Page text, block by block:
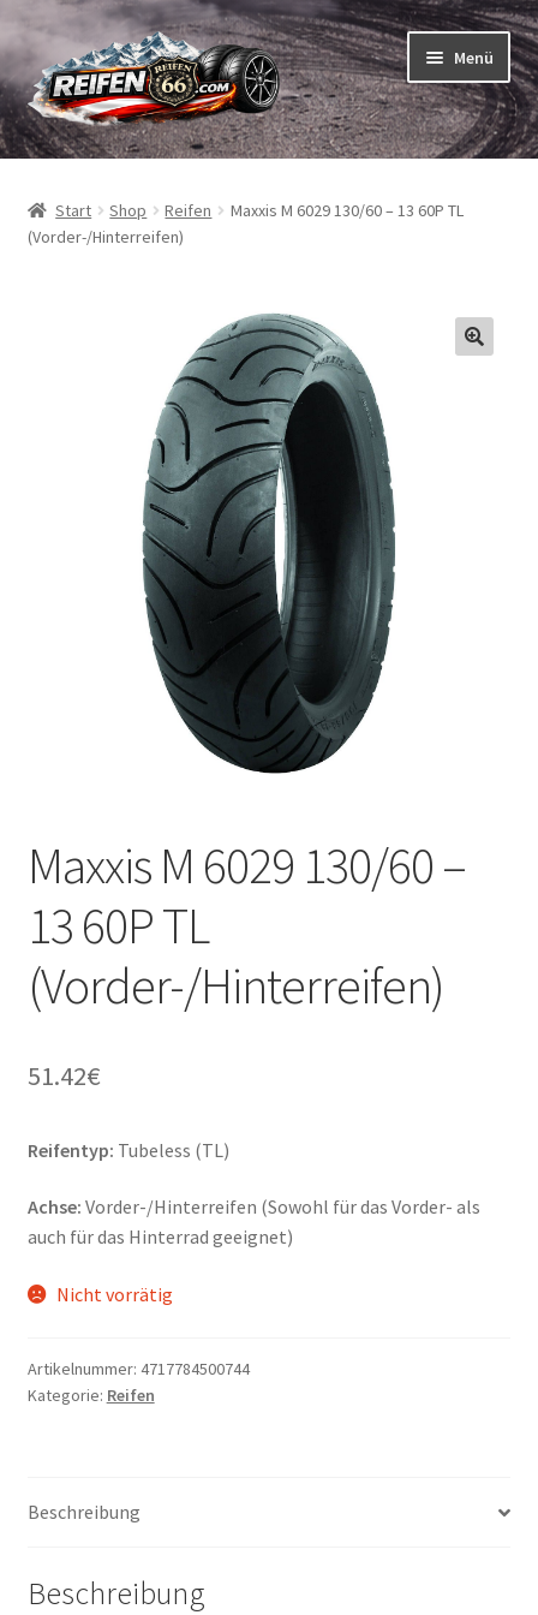
Zur
Navigation
springen
Zum
Inhalt
springen
Menü
Reifen
Schläuche
Start Shop Reifen
Maxxis M 6029 130/60 – 13 60P TL
(Vorder-/Hinterreifen)
Maxxis M 6029 130/60 –
13 60P TL
(Vorder-/Hinterreifen)
51.42€
Reifentyp: Tubeless (TL)
Achse: Vorder-/Hinterreifen (Sowohl für das Vorder- als
auch für das Hinterrad geeignet)
Nicht vorrätig
Artikelnummer: 4717784500744
Kategorie: Reifen
Beschreibung
Beschreibung